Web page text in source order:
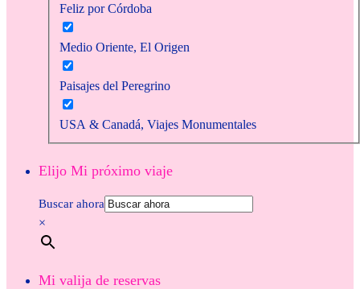
Feliz por Córdoba
Medio Oriente, El Origen
Paisajes del Peregrino
USA & Canadá, Viajes Monumentales
Elijo Mi próximo viaje
Buscar ahora
×
Mi valija de reservas